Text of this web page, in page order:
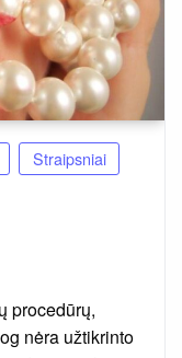
Straipsniai
procedūrų,
nėra užtikrinto